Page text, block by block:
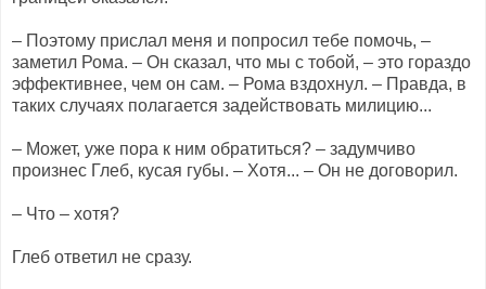
– Поэтому прислал меня и попросил тебе помочь, –
заметил Рома. – Он сказал, что мы с тобой, – это гораздо
эффективнее, чем он сам. – Рома вздохнул. – Правда, в
таких случаях полагается задействовать милицию...
– Может, уже пора к ним обратиться? – задумчиво
произнес Глеб, кусая губы. – Хотя... – Он не договорил.
– Что – хотя?
Глеб ответил не сразу.